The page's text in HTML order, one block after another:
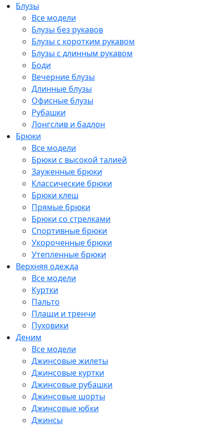
Блузы
Все модели
Блузы без рукавов
Блузы с коротким рукавом
Блузы с длинным рукавом
Боди
Вечерние блузы
Длинные блузы
Офисные блузы
Рубашки
Лонгслив и бадлон
Брюки
Все модели
Брюки с высокой талией
Зауженные брюки
Классические брюки
Брюки клеш
Прямые брюки
Брюки со стрелками
Спортивные брюки
Укороченные брюки
Утепленные брюки
Верхняя одежда
Все модели
Куртки
Пальто
Плащи и тренчи
Пуховики
Деним
Все модели
Джинсовые жилеты
Джинсовые куртки
Джинсовые рубашки
Джинсовые шорты
Джинсовые юбки
Джинсы